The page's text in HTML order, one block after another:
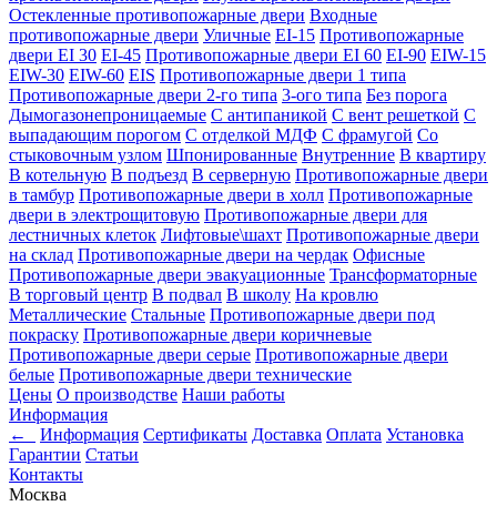
Остекленные противопожарные двери Входные
противопожарные двери Уличные EI-15 Противопожарные
двери EI 30 EI-45 Противопожарные двери EI 60 EI-90 EIW-15
EIW-30 EIW-60 EIS Противопожарные двери 1 типа
Противопожарные двери 2-го типа 3-ого типа Без порога
Дымогазонепроницаемые С антипаникой С вент решеткой С
выпадающим порогом С отделкой МДФ С фрамугой Со
стыковочным узлом Шпонированные Внутренние В квартиру
В котельную В подъезд В серверную Противопожарные двери
в тамбур Противопожарные двери в холл Противопожарные
двери в электрощитовую Противопожарные двери для
лестничных клеток Лифтовые\шахт Противопожарные двери
на склад Противопожарные двери на чердак Офисные
Противопожарные двери эвакуационные Трансформаторные
В торговый центр В подвал В школу На кровлю
Металлические Стальные Противопожарные двери под
покраску Противопожарные двери коричневые
Противопожарные двери серые Противопожарные двери
белые Противопожарные двери технические
Цены О производстве Наши работы
Информация
←
Информация Сертификаты Доставка Оплата Установка
Гарантии Статьи
Контакты
Москва